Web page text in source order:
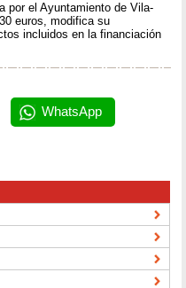
por el Ayuntamiento de Vila-
euros, modifica su
incluidos en la financiación
WhatsApp